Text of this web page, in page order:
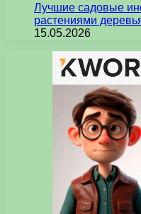
Лучшие садовые
растениями
15.05.2026